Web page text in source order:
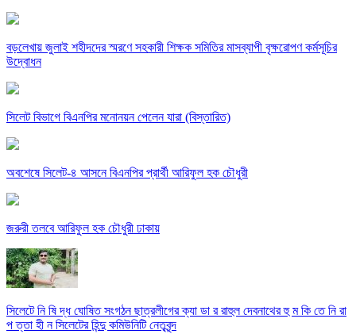
বড়লেখায় জুলাই শহীদদের স্মরণে সহকারী শিক্ষক সমিতির মাসব্যাপী বৃক্ষরোপণ কর্মসূচির
উদ্বোধন
সিলেট বিভাগে বিএনপির মনোনয়ন পেলেন যারা (বিস্তারিত)
অবশেষে সিলেট-৪ আসনে বিএনপির প্রার্থী আরিফুল হক চৌধুরী
জরুরী তলবে আরিফুল হক চৌধুরী ঢাকায়
সিলেটে নি ষি দ্ধ ঘোষিত সংগঠন ছাত্রলীগের ক্যা ডা র রাহুল দেবনাথের হু ম কি তে নি রা
প ত্তা হী ন সিলেটের হিন্দু কমিউনিটি নেতৃবৃন্দ